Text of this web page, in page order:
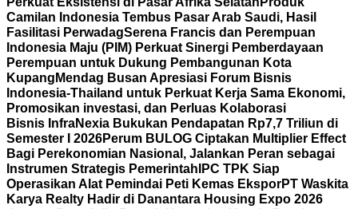
Camilan Indonesia Tembus Pasar Arab Saudi, Hasil
Fasilitasi PerwadagSerena Francis dan Perempuan
Indonesia Maju (PIM) Perkuat Sinergi Pemberdayaan
Perempuan untuk Dukung Pembangunan Kota
Kupang Mendag Busan Apresiasi Forum Bisnis
Indonesia-Thailand untuk Perkuat Kerja Sama Ekonomi,
Promosikan investasi, dan Perluas Kolaborasi
Bisnis InfraNexia Bukukan Pendapatan Rp7,7 Triliun di
Semester I 2026Perum BULOG Ciptakan Multiplier Effect
Bagi Perekonomian Nasional, Jalankan Peran sebagai
Instrumen Strategis Pemerintah IPC TPK Siap
Operasikan Alat Pemindai Peti Kemas EksporPT Waskita
Karya Realty Hadir di Danantara Housing Expo 2026